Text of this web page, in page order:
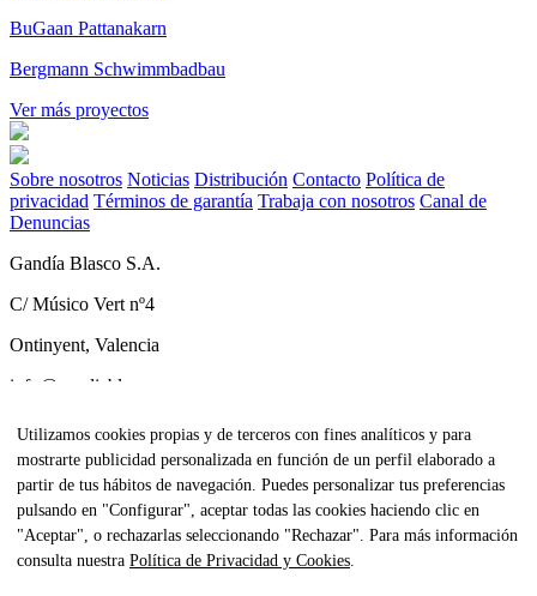
BuGaan Pattanakarn
Bergmann Schwimmbadbau
Ver más proyectos
Sobre nosotros Noticias Distribución Contacto Política de
privacidad Términos de garantía Trabaja con nosotros Canal de
Denuncias
Gandía Blasco S.A.
C/ Músico Vert nº4
Ontinyent, Valencia
info@gandiablasco.com
Tel +34 962 911 320
CIF: ESA46011888
Subscríbete a nuestra newsletter
Para estar al tanto de todas nuestras noticias y recibir contenido
exclusivo haz clickaquí.
Utilizamos cookies propias y de terceros con fines analíticos y para
mostrarte publicidad personalizada en función de un perfil elaborado a
partir de tus hábitos de navegación. Puedes personalizar tus preferencias
pulsando en "Configurar", aceptar todas las cookies haciendo clic en
"Aceptar", o rechazarlas seleccionando "Rechazar". Para más información
consulta nuestra Política de Privacidad y Cookies.